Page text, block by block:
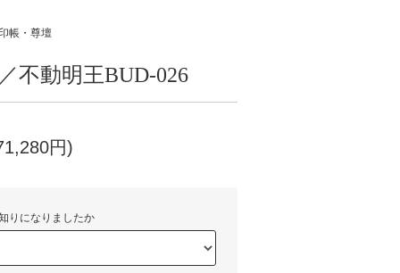
帳・尊壇
不動明王BUD-026
円)
りになりましたか